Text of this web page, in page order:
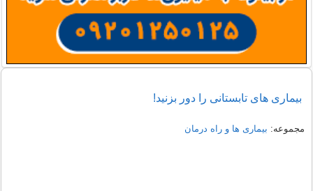
بیماری‌ های تابستانی را دور بزنید!
مجموعه: بیماری ها و راه درمان